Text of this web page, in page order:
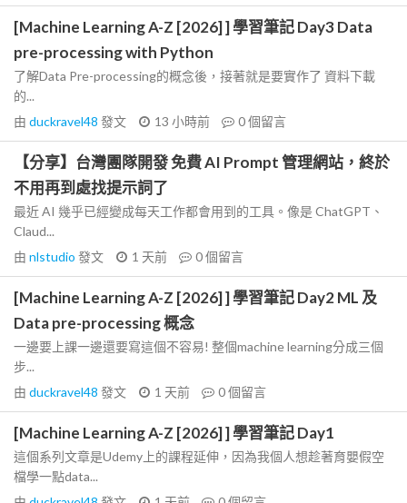
[Machine Learning A-Z [2026] ] 學習筆記 Day3 Data
pre-processing with Python
了解Data Pre-processing的概念後，接著就是要實作了 資料下載
的...
由 duckravel48 發文 13 小時前 0個留言
【分享】台灣團隊開發 免費 AI Prompt 管理網站，終於
不用再到處找提示詞了
最近 AI 幾乎已經變成每天工作都會用到的工具。像是 ChatGPT、
Claud...
由 nlstudio 發文 1 天前 0個留言
[Machine Learning A-Z [2026] ] 學習筆記 Day2 ML 及
Data pre-processing 概念
一邊要上課一邊還要寫這個不容易! 整個machine learning分成三個
步...
由 duckravel48 發文 1 天前 0個留言
[Machine Learning A-Z [2026] ] 學習筆記 Day1
這個系列文章是Udemy上的課程延伸，因為我個人想趁著育嬰假空
檔學一點data...